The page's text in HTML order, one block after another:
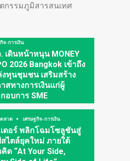
กรรมภูมิสารสนเทศ
จ-การเงิน
เดินหน้าหนุน MONEY
2026 Bangkok เข้าถึง
ทุนชุมชน เสริมสร้าง
สทางการเงินแก่ผู้
อบการ SME
ลาด เศรษฐกิจ-การเงิน
ดอร์ พลิกโฉมโซลูชันสู่
ไตล์ยุคใหม่ ภายใต้
ด “At Your Side,